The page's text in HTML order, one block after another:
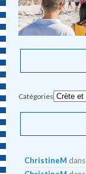
Catégories
ChristineM dans